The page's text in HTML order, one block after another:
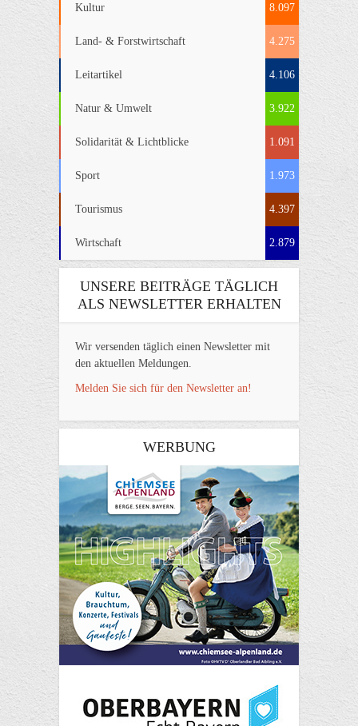
Kultur 8.097
Land- & Forstwirtschaft 4.275
Leitartikel 4.106
Natur & Umwelt 3.922
Solidarität & Lichtblicke 1.091
Sport 1.973
Tourismus 4.397
Wirtschaft 2.879
UNSERE BEITRÄGE TÄGLICH
ALS NEWSLETTER ERHALTEN
Wir versenden täglich einen Newsletter mit
den aktuellen Meldungen.
Melden Sie sich für den Newsletter an!
WERBUNG